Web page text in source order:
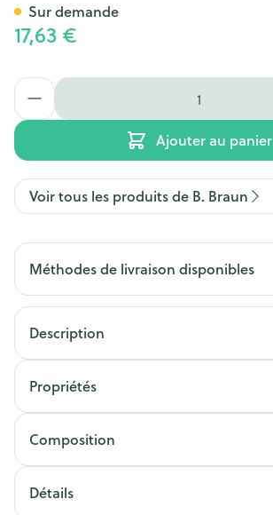
17,63 €
Quantité
Ajouter au panier
Sur demande
Voir tous les produits de B. Braun
Méthodes de livraison disponibles
Description
Propriétés
Composition
Détails